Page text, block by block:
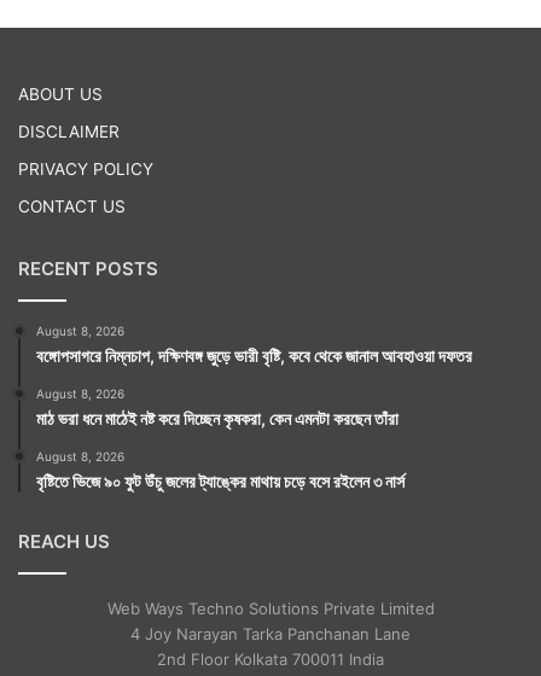
ABOUT US
DISCLAIMER
PRIVACY POLICY
CONTACT US
RECENT POSTS
August 8, 2026
বঙ্গোপসাগরে নিম্নচাপ, দক্ষিণবঙ্গ জুড়ে ভারী বৃষ্টি, কবে থেকে জানাল আবহাওয়া দফতর
August 8, 2026
মাঠ ভরা ধনে মাঠেই নষ্ট করে দিচ্ছেন কৃষকরা, কেন এমনটা করছেন তাঁরা
August 8, 2026
বৃষ্টিতে ভিজে ৯০ ফুট উঁচু জলের ট্যাঙ্কের মাথায় চড়ে বসে রইলেন ৩ নার্স
REACH US
Web Ways Techno Solutions Private Limited
4 Joy Narayan Tarka Panchanan Lane
2nd Floor Kolkata 700011 India